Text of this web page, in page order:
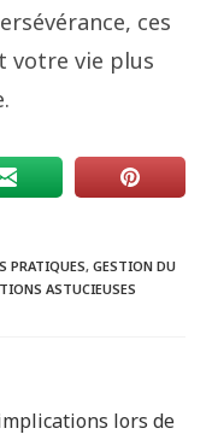
ces
votre vie plus
PRATIQUES, GESTION DU
ASTUCIEUSES
lors de